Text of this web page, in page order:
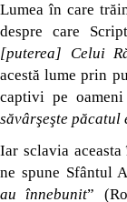
Lumea în care
despre care
[puterea] Celui
acestă lume prin
captivi pe
săvârşeşte
Iar sclavia
ne spune Sfântul
au înnebunit”